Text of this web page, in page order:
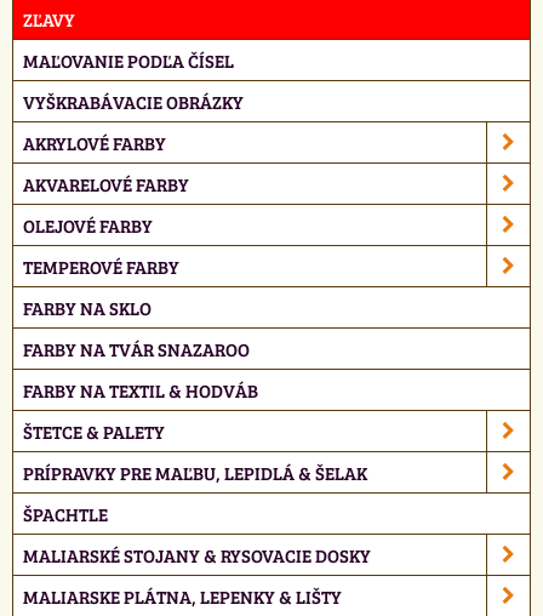
ZĽAVY
MAĽOVANIE PODĽA ČÍSEL
VYŠKRABÁVACIE OBRÁZKY
AKRYLOVÉ FARBY
AKVARELOVÉ FARBY
OLEJOVÉ FARBY
TEMPEROVÉ FARBY
FARBY NA SKLO
FARBY NA TVÁR SNAZAROO
FARBY NA TEXTIL & HODVÁB
ŠTETCE & PALETY
PRÍPRAVKY PRE MAĽBU, LEPIDLÁ & ŠELAK
ŠPACHTLE
MALIARSKÉ STOJANY & RYSOVACIE DOSKY
MALIARSKE PLÁTNA, LEPENKY & LIŠTY